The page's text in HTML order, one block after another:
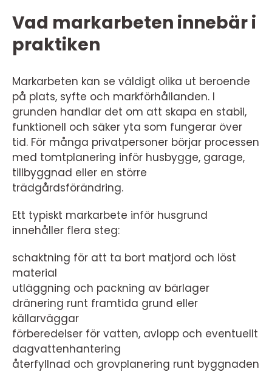
Vad markarbeten innebär i
praktiken
Markarbeten kan se väldigt olika ut beroende
på plats, syfte och markförhållanden. I
grunden handlar det om att skapa en stabil,
funktionell och säker yta som fungerar över
tid. För många privatpersoner börjar processen
med tomtplanering inför husbygge, garage,
tillbyggnad eller en större
trädgårdsförändring.
Ett typiskt markarbete inför husgrund
innehåller flera steg:
schaktning för att ta bort matjord och löst
material
utläggning och packning av bärlager
dränering runt framtida grund eller
källarväggar
förberedelser för vatten, avlopp och eventuellt
dagvattenhantering
återfyllnad och grovplanering runt byggnaden